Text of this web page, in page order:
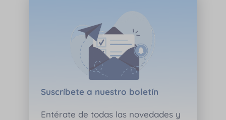
Suscríbete a nuestro boletín
Entérate de todas las novedades y